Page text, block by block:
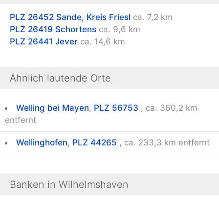
PLZ 26452 Sande, Kreis Friesl ca. 7,2 km
PLZ 26419 Schortens ca. 9,6 km
PLZ 26441 Jever ca. 14,6 km
Ähnlich lautende Orte
Welling bei Mayen, PLZ 56753 , ca. 360,2 km
entfernt
Wellinghofen, PLZ 44265 , ca. 233,3 km entfernt
Banken in Wilhelmshaven